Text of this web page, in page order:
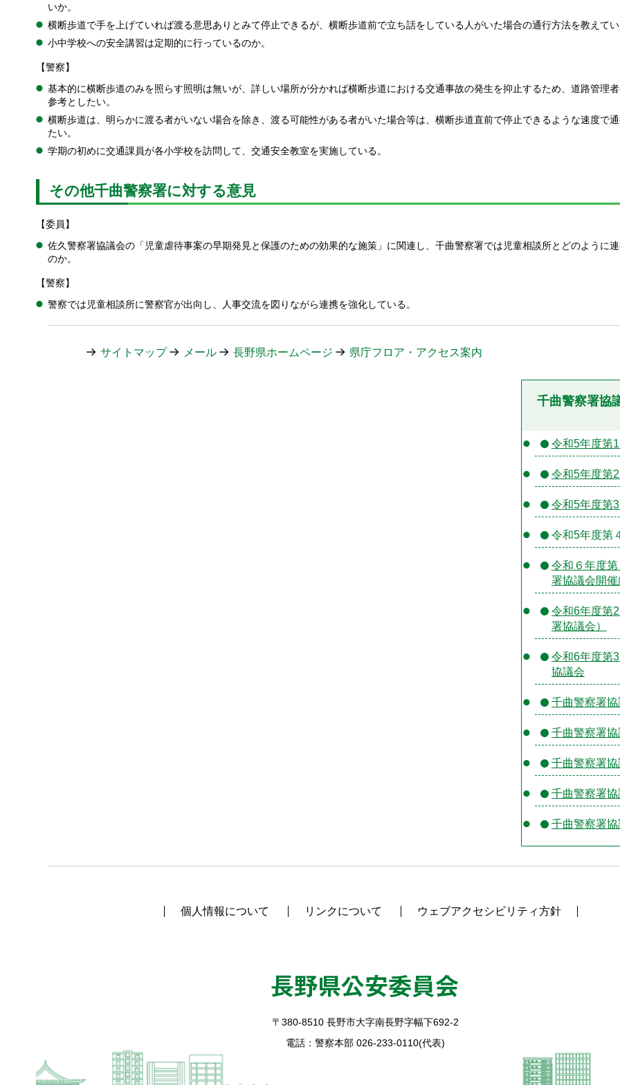
いか。
横断歩道で手を上げていれば渡る意思ありとみて停止できるが、横断歩道前で立ち話をしている人がいた場合の通行方法を教えてい
小中学校への安全講習は定期的に行っているのか。
【警察】
基本的に横断歩道のみを照らす照明は無いが、詳しい場所が分かれば横断歩道における交通事故の発生を抑止するため、道路管理
参考としたい。
横断歩道は、明らかに渡る者がいない場合を除き、渡る可能性がある者がいた場合等は、横断歩道直前で停止できるような速度で
たい。
学期の初めに交通課員が各小学校を訪問して、交通安全教室を実施している。
その他千曲警察署に対する意見
【委員】
佐久警察署協議会の「児童虐待事案の早期発見と保護のための効果的な施策」に関連し、千曲警察署では児童相談所とどのように
のか。
【警察】
警察では児童相談所に警察官が出向し、人事交流を図りながら連携を強化している。
千曲警察署協
令和5年度第1
令和5年度第2
令和5年度第3
令和5年度第
令和６年度
署協議会開
令和6年度第
署協議会）
令和6年度第
協議会
千曲警察署
千曲警察署
千曲警察署
千曲警察署
千曲警察署
サイトマップ メール 長野県ホームページ 県庁フロア・アクセス案内
個人情報について リンクについて ウェブアクセシビリティ方針
〒380-8510長野市大字南長野字幅下692-2
電話：警察本部 026-233-0110(代表)